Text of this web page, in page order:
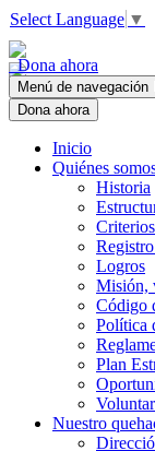
Select Language ▼
Dona ahora
Menú de navegación
Dona ahora
Inicio
Quiénes
Historia
Logros
Misión,
Código
Política
Plan
Nuestro